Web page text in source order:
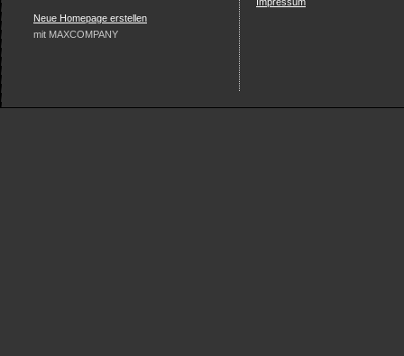
Neue Homepage erstellen
mit MAXCOMPANY